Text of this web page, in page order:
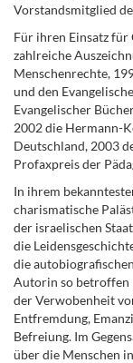
Vorstandsmitglied
Für ihren Einsatz
zahlreiche
Menschenrechte,
und den
Evangelischer
2002 die Hermann-
Deutschland, 2003
Profaxpreis der
In ihrem
charismatische
der israelischen
die
die
Autorin so betroffen
der Verwobenheit
Entfremdung,
Befreiung. Im
über die Menschen